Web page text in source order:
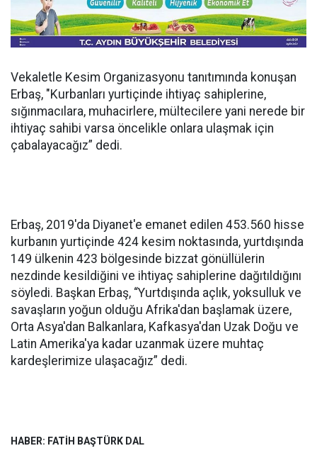
Vekaletle Kesim Organizasyonu tanıtımında konuşan
Erbaş, "Kurbanları yurtiçinde ihtiyaç sahiplerine,
sığınmacılara, muhacirlere, mültecilere yani nerede bir
ihtiyaç sahibi varsa öncelikle onlara ulaşmak için
çabalayacağız” dedi.
Erbaş, 2019'da Diyanet'e emanet edilen 453.560 hisse
kurbanın yurtiçinde 424 kesim noktasında, yurtdışında
149 ülkenin 423 bölgesinde bizzat gönüllülerin
nezdinde kesildiğini ve ihtiyaç sahiplerine dağıtıldığını
söyledi. Başkan Erbaş, “Yurtdışında açlık, yoksulluk ve
savaşların yoğun olduğu Afrika'dan başlamak üzere,
Orta Asya'dan Balkanlara, Kafkasya'dan Uzak Doğu ve
Latin Amerika'ya kadar uzanmak üzere muhtaç
kardeşlerimize ulaşacağız” dedi.
HABER: FATİH BAŞTÜRK DAL